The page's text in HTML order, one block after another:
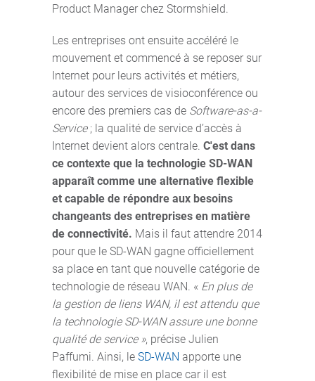
Product Manager chez Stormshield.
Les entreprises ont ensuite accéléré le
mouvement et commencé à se reposer sur
Internet pour leurs activités et métiers,
autour des services de visioconférence ou
encore des premiers cas de Software-as-a-
Service; la qualité de service d’accès à
Internet devient alors centrale. C'est dans
ce contexte que la technologie SD-WAN
apparaît comme une alternative flexible
et capable de répondre aux besoins
changeants des entreprises en matière
de connectivité. Mais il faut attendre 2014
pour que le SD-WAN gagne officiellement
sa place en tant que nouvelle catégorie de
technologie de réseau WAN. « En plus de
la gestion de liens WAN, il est attendu que
la technologie SD-WAN assure une bonne
qualité de service », précise Julien
Paffumi. Ainsi, le SD-WAN apporte une
flexibilité de mise en place car il est